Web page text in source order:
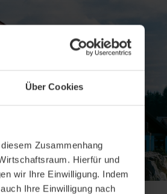
Über Cookies
Zusammenhang
Hierfür und
wir Ihre Einwilligung. Indem
Ihre Einwilligung nach